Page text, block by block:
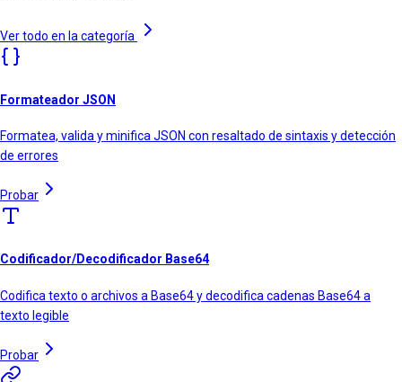
Ver todo en la categoría
Formateador JSON
Formatea, valida y minifica JSON con resaltado de sintaxis y detección
de errores
Probar
Codificador/Decodificador Base64
Codifica texto o archivos a Base64 y decodifica cadenas Base64 a
texto legible
Probar